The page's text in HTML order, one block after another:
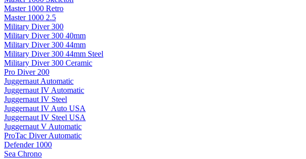
Master 1000 Retro
Master 1000 2.5
Military Diver 300
Military Diver 300 40mm
Military Diver 300 44mm
Military Diver 300 44mm Steel
Military Diver 300 Ceramic
Pro Diver 200
Juggernaut Automatic
Juggernaut IV Automatic
Juggernaut IV Steel
Juggernaut IV Auto USA
Juggernaut IV Steel USA
Juggernaut V Automatic
ProTac Diver Automatic
Defender 1000
Sea Chrono